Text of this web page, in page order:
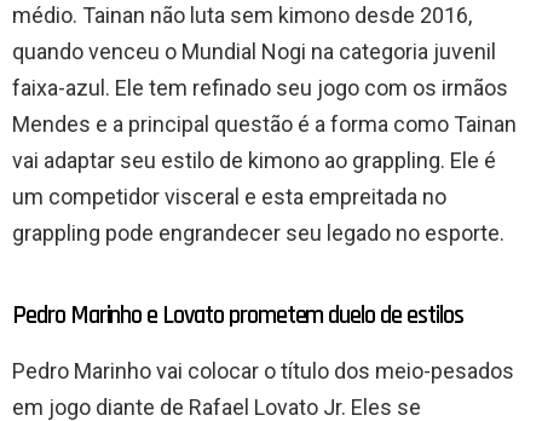
médio. Tainan não luta sem kimono desde 2016,
quando venceu o Mundial Nogi na categoria juvenil
faixa-azul. Ele tem refinado seu jogo com os irmãos
Mendes e a principal questão é a forma como Tainan
vai adaptar seu estilo de kimono ao grappling. Ele é
um competidor visceral e esta empreitada no
grappling pode engrandecer seu legado no esporte.
Pedro Marinho e Lovato prometem duelo de estilos
Pedro Marinho vai colocar o título dos meio-pesados
em jogo diante de Rafael Lovato Jr. Eles se